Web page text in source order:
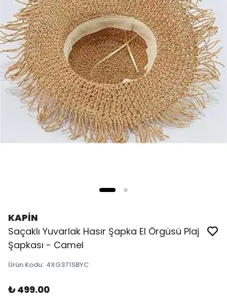
KAPİN
Saçaklı Yuvarlak Hasır Şapka El Örgüsü Plaj
Şapkası - Camel
Ürün Kodu: 4XG371SBYC
₺ 499.00